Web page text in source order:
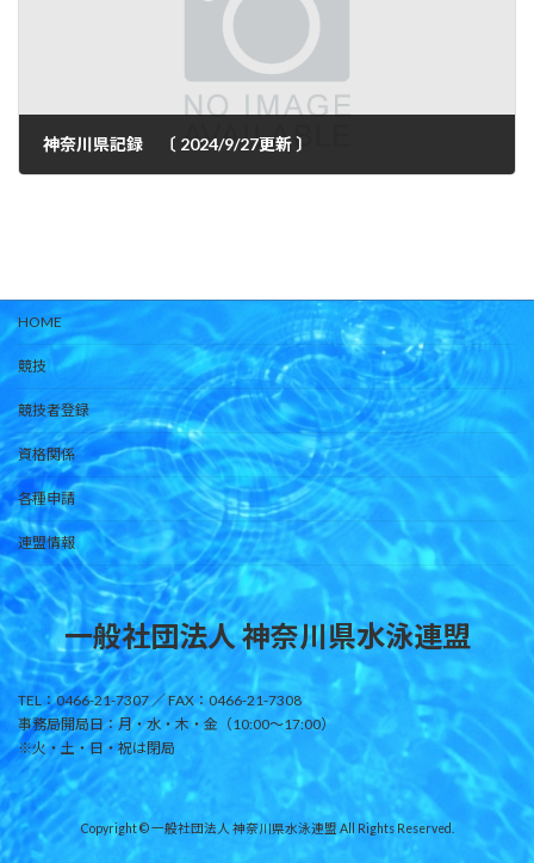
神奈川県記録 〔 2024/9/27更新 〕
HOME
競技
競技者登録
資格関係
各種申請
連盟情報
一般社団法人 神奈川県水泳連盟
TEL：0466-21-7307 ／ FAX：0466-21-7308
事務局開局日：月・水・木・金（10:00～17:00）
※火・土・日・祝は閉局
Copyright © 一般社団法人 神奈川県水泳連盟 All Rights Reserved.